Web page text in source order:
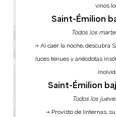
vinos
Saint-Émilion
Todos los
→ Al caer la noche, descubra
luces tenues y anécdotas
Saint-Émilion
Todos los
→ Provisto de linternas,